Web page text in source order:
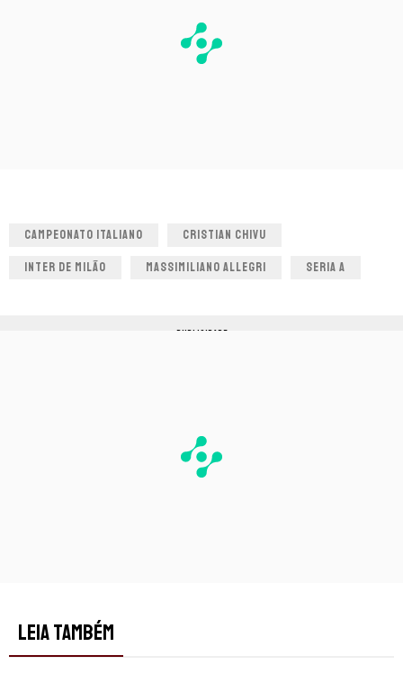
CAMPEONATO ITALIANO CRISTIAN CHIVU
INTER DE MILÃO MASSIMILIANO ALLEGRI SERIA A
PUBLICIDADE
LEIA TAMBÉM